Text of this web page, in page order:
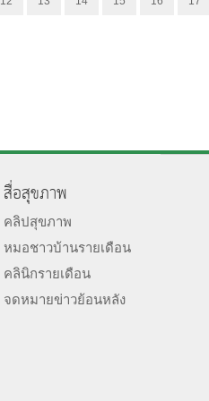
สื่อสุขภาพ
คลิปสุขภาพ
หมอชาวบ้านรายเดือน
คลินิกรายเดือน
จดหมายข่าวย้อนหลัง